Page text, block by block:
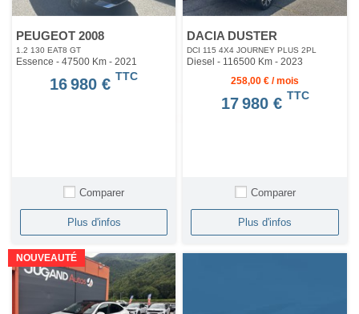
PEUGEOT 2008
1.2 130 EAT8 GT
Essence - 47500 Km - 2021
16 980 € TTC
Comparer
Plus d'infos
DACIA DUSTER
DCI 115 4X4 JOURNEY PLUS 2PL
Diesel - 116500 Km- 2023
258,00 € / mois
17 980 € TTC
Comparer
Plus d'infos
NOUVEAUTÉ